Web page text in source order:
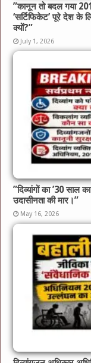
​”कानून तो बदल गया
‘सर्टिफिकेट’ पूरे देश के
क्यों?”
July 1, 2026
​”दिव्यांगों का ’30 साल
उदासीनता की मार।”
May 16, 2026